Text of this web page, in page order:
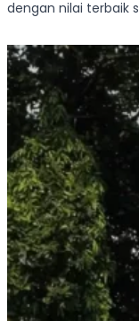
dengan nilai terbaik